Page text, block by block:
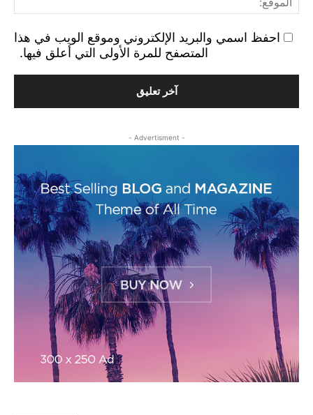
احفظ اسمي والبريد الإلكتروني وموقع الويب في هذا
المتصفح للمرة الأولى التي أعلق فيها.
- Advertisment -